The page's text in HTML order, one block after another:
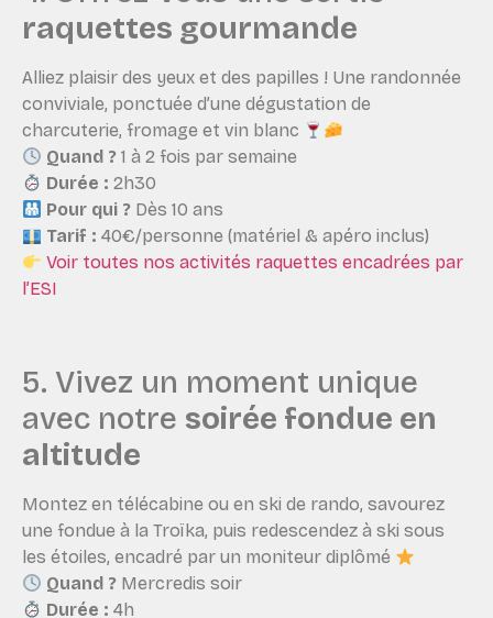
raquettes gourmande
Alliez plaisir des yeux et des papilles ! Une randonnée
conviviale, ponctuée d’une dégustation de
charcuterie, fromage et vin blanc
Quand ? 1 à 2 fois par semaine
Durée : 2h30
Pour qui ? Dès 10 ans
Tarif : 40€/personne (matériel & apéro inclus)
Voir toutes nos activités raquettes encadrées par
l’ESI
5. Vivez un moment unique
avec notre soirée fondue en
altitude
Montez en télécabine ou en ski de rando, savourez
une fondue à la Troïka, puis redescendez à ski sous
les étoiles, encadré par un moniteur diplômé
Quand ? Mercredis soir
Durée : 4h